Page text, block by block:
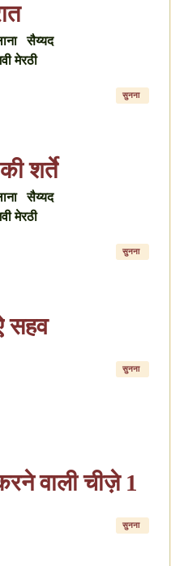
सैय्यद
मेरठी
सुनना
शर्ते
सैय्यद
मेरठी
सुनना
सहव
सुनना
वाली चीज़े 1
सुनना